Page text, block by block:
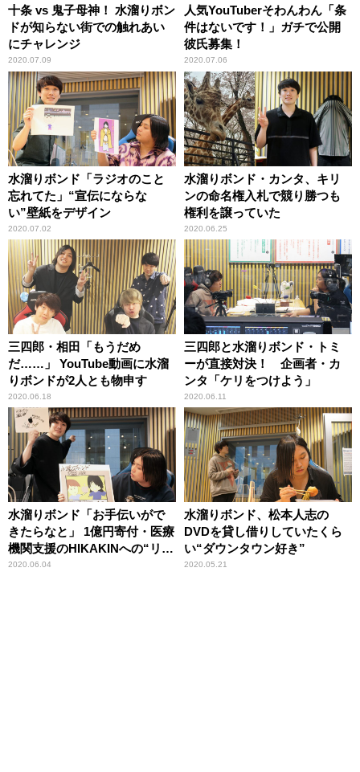
十条 vs 鬼子母神！ 水溜りボン
ドが知らない街での触れあい
にチャレンジ
2020.07.09
人気YouTuberそわんわん「条
件はないです！」ガチで公開
彼氏募集！
2020.07.06
水溜りボンド「ラジオのこと
忘れてた」“宣伝にならな
い”壁紙をデザイン
2020.07.02
水溜りボンド・カンタ、キリ
ンの命名権入札で競り勝つも
権利を譲っていた
2020.06.25
三四郎・相田「もうだめ
だ……」 YouTube動画に水溜
りボンドが2人とも物申す
2020.06.18
三四郎と水溜りボンド・トミ
ーが直接対決！ 企画者・カ
ンタ「ケリをつけよう」
2020.06.11
水溜りボンド「お手伝いがで
きたらなと」 1億円寄付・医療
機関支援のHIKAKINへの“リス
ペクト”を語る
2020.06.04
水溜りボンド、松本人志の
DVDを貸し借りしていたくら
い“ダウンタウン好き”
2020.05.21